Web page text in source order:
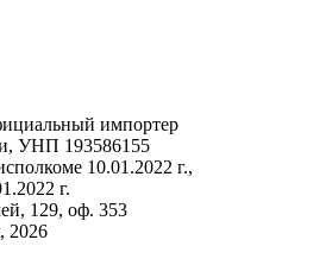
импортер
УНП 193586155
10.01.2022 г.,
г.
129, оф. 353
2026